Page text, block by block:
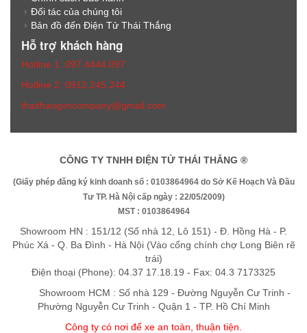
Đối tác của chúng tôi
Bản đồ đến Điện Tử Thái Thắng
Hỗ trợ khách hàng
Hotline 1: 097.4444.097
Hotline 2: 0912.245.244
thaithangvncompany@gmail.com
CÔNG TY TNHH ĐIỆN TỬ THÁI THẮNG ®
(Giấy phép đăng ký kinh doanh số : 0103864964 do Sở Kế Hoạch Và Đầu
Tư TP. Hà Nội cấp ngày : 22/05/2009)
MST : 0103864964
Showroom HN : 151/12 (Số nhà 12, Lô 151) - Đ. Hồng Hà - P.
Phúc Xá - Q. Ba Đình - Hà Nội (Vào cổng chính chợ Long Biên rẽ
trái)
Điện thoại (Phone): 04.37 17.18.19 - Fax: 04.3 7173325
Showroom HCM : Số nhà 129 - Đường Nguyễn Cư Trinh -
Phường Nguyễn Cư Trinh - Quận 1 - TP. Hồ Chí Minh
Công ty có nơi để xe an toàn, thuận tiện